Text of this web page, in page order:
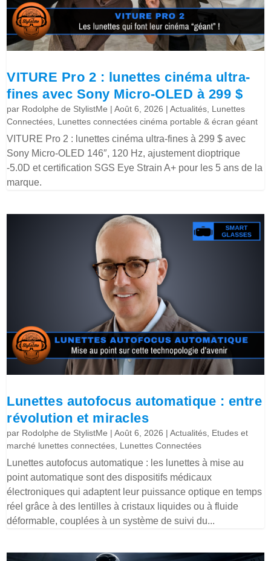
VITURE Pro 2 : lunettes cinéma ultra-
fines avec Sony Micro-OLED à 299 $
par Rodolphe de StylistMe |Août 6, 2026 |Actualités Lunettes
Connectées Lunettes connectées cinéma portable & écran géant
VITURE Pro 2 : lunettes cinéma ultra-fines à 299 $ avec
Sony Micro-OLED 146″, 120 Hz, ajustement dioptrique
-5.0D et certification SGS Eye Strain A+ pour les 5 ans de la
marque.
Lunettes autofocus automatique : entre
révolution et miracles
par Rodolphe de StylistMe |Août 6, 2026 |Actualités Etudes et
marché lunettes connectées Lunettes Connectées
Lunettes autofocus automatique : les lunettes à mise au
point automatique sont des dispositifs médicaux
électroniques qui adaptent leur puissance optique en temps
réel grâce à des lentilles à cristaux liquides ou à fluide
déformable, couplées à un système de suivi du...